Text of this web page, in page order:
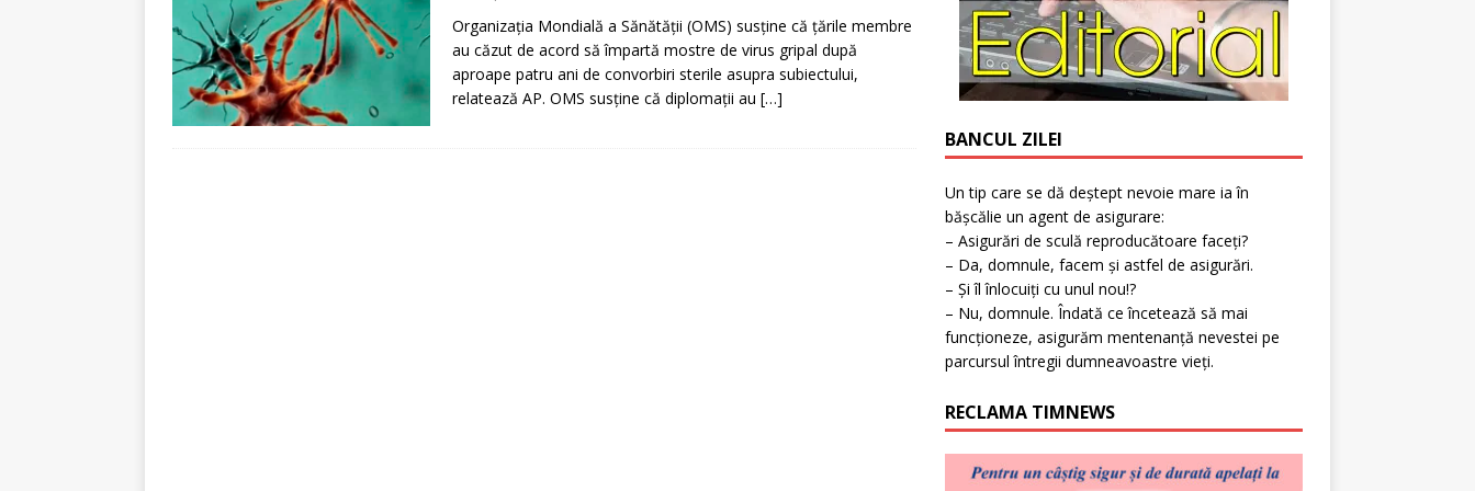
[ 5 august 2026 ]
Invitaţie la expoziţie în Reşiţa!
Organizaţia Mondială a Sănătăţii (OMS) susţine că ţările membre
au căzut de acord să împartă mostre de virus gripal după
aproape patru ani de convorbiri sterile asupra subiectului,
relatează AP. OMS susţine că diplomaţii au […]
BANCUL ZILEI
Un tip care se dă deștept nevoie mare ia în
bășcălie un agent de asigurare:
– Asigurări de sculă reproducătoare faceți?
– Da, domnule, facem și astfel de asigurări.
– Și îl înlocuiți cu unul nou!?
– Nu, domnule. Îndată ce încetează să mai
funcționeze, asigurăm mentenanță nevestei pe
parcursul întregii dumneavoastre vieți.
RECLAMA TIMNEWS